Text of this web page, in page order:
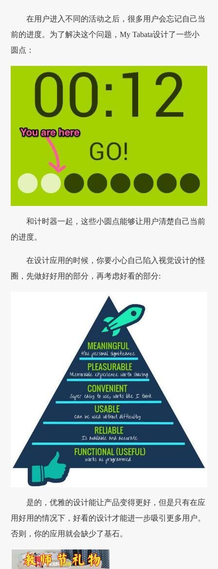
在用户进入不同的活动之后，很多用户会忘记自己当
前的进度。为了解决这个问题，My Tabata设计了一些小
圆点：
和计时器一起，这些小圆点能够让用户清楚自己当前
的进度。
在设计应用的时候，你要小心自己陷入视觉设计的怪
圈，先做好好用的部分，再考虑好看的部分:
是的，优雅的设计能让产品变得更好，但是只有在应
用好用的情况下，好看的设计才能进一步吸引更多用户。
否则，你的应用就会缺少了基石。